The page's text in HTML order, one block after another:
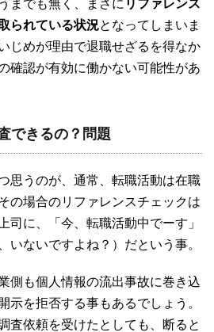
までも無く、まさに リファレンス
られている状況となってしまいま
じめが理由で退職せざるを得なか
確認が有効に働かない可能性があ
できるの？問題
思うのが、通常、転職活動は在職
の場合のリファレンスチェックは
司に、「今、転職活動中でーす」
いないですよね？）だという事。
側も個人情報の流出事故に巻き込
示を拒否する事もあるでしょう。
査依頼を受けたとしても、断ると